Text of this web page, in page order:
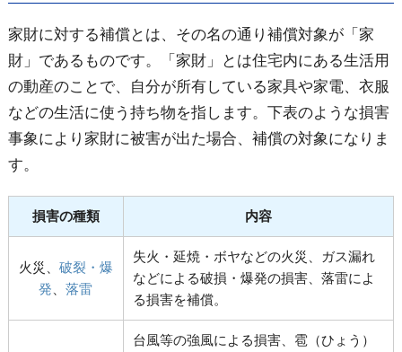
家財に対する補償とは、その名の通り補償対象が「家
財」であるものです。「家財」とは住宅内にある生活用
の動産のことで、自分が所有している家具や家電、衣服
などの生活に使う持ち物を指します。下表のような損害
事象により家財に被害が出た場合、補償の対象になりま
す。
損害の種類 内容
火災、 破裂・爆
発、落雷
失火・延焼・ボヤなどの火災、ガス漏れ
などによる破損・爆発の損害、落雷によ
る損害を補償。
台風等の強風による損害、雹（ひょう）